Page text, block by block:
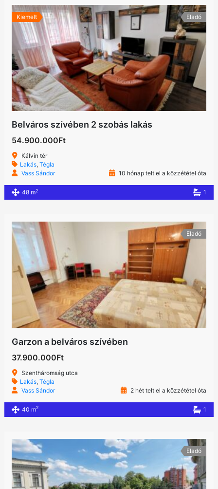
Kiemelt Eladó
Belváros szívében 2 szobás lakás
54.900.000Ft
Kálvin tér
Lakás, Tégla
Vass Sándor
10 hónap telt el a közzététel óta
48 m2 1
Eladó
Garzon a belváros szívében
37.900.000Ft
Szentháromság utca
Lakás, Tégla
Vass Sándor
2 hét telt el a közzététel óta
40 m2 1
Eladó